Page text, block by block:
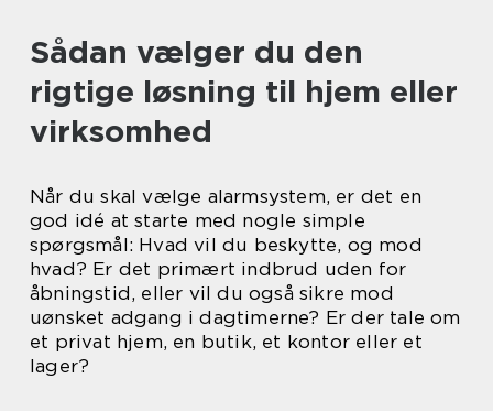
Sådan vælger du den
rigtige løsning til hjem eller
virksomhed
Når du skal vælge alarmsystem, er det en
god idé at starte med nogle simple
spørgsmål: Hvad vil du beskytte, og mod
hvad? Er det primært indbrud uden for
åbningstid, eller vil du også sikre mod
uønsket adgang i dagtimerne? Er der tale om
et privat hjem, en butik, et kontor eller et
lager?